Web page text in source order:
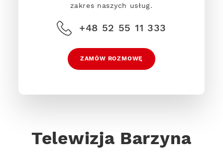
zakres naszych usług.
+48 52 55 11 333
ZAMÓW ROZMOWĘ
Telewizja Barzyna